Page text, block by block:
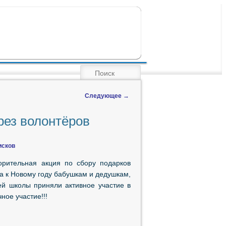
ПОИСК
Следующее →
волонтёров
акция по сбору подарков
к Новому году бабушкам и дедушкам,
школы приняли активное участие в
участие!!!